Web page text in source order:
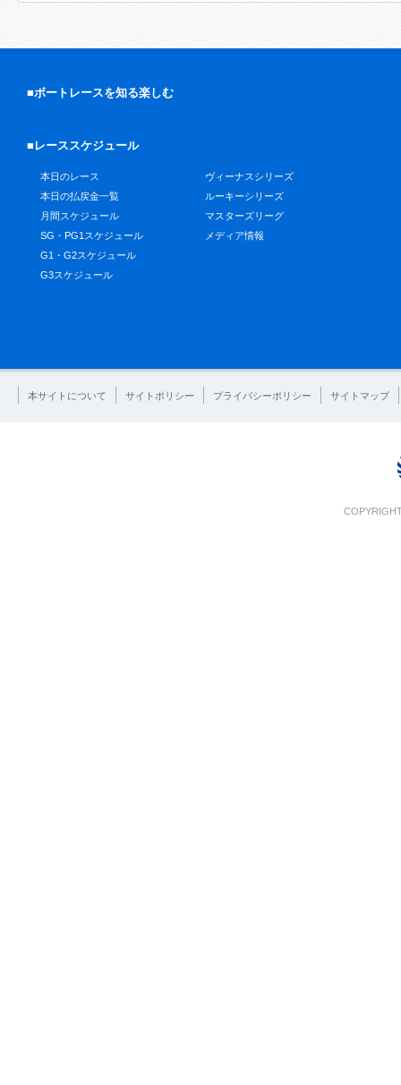
■ボートレースを知る楽しむ
■レーススケジュール
本日のレース
本日の払戻金一覧
月間スケジュール
SG・PG1スケジュール
G1・G2スケジュール
G3スケジュール
ヴィーナスシリーズ
ルーキーシリーズ
マスターズリーグ
メディア情報
本サイトについて サイトポリシー プライバシーポリシー サイトマップ